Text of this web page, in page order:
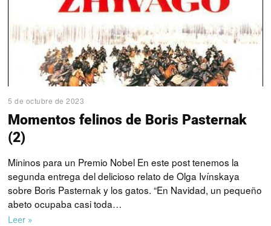
5 de octubre de 2023
Momentos felinos de Boris Pasternak
(2)
Mininos para un Premio Nobel En este post tenemos la
segunda entrega del delicioso relato de Olga Ivínskaya
sobre Boris Pasternak y los gatos. “En Navidad, un pequeño
abeto ocupaba casi toda…
Leer »